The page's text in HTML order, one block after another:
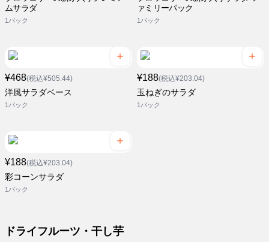
ムサラダ
1パック
ァミリーパック
1パック
¥468(税込¥505.44)
洋風サラダベース
1パック
¥188(税込¥203.04)
玉ねぎのサラダ
1パック
¥188(税込¥203.04)
彩コーンサラダ
1パック
ドライフルーツ・干し芋